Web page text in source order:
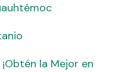
la Mejor en